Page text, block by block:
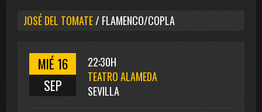
JOSÉ DEL TOMATE/ FLAMENCO/COPLA
MIÉ 16
SEP
22:30H
TEATRO ALAMEDA
SEVILLA